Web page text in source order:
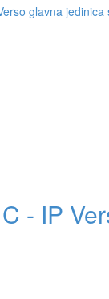
- IP